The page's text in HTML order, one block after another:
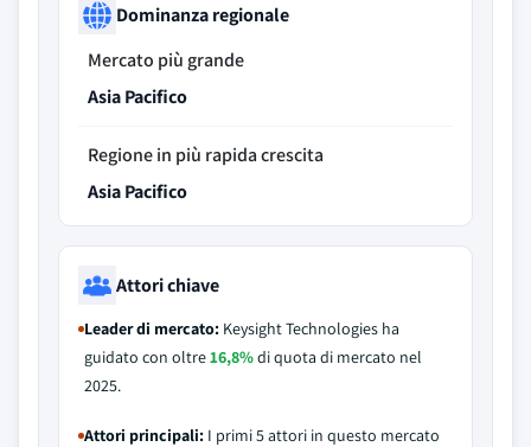
Dominanza regionale
Mercato più grande
Asia Pacifico
Regione in più rapida crescita
Asia Pacifico
Attori chiave
Leader di mercato: Keysight Technologies ha
guidato con oltre16,8%di quota di mercato nel
2025.
Attori principali: I primi 5 attori in questo mercato